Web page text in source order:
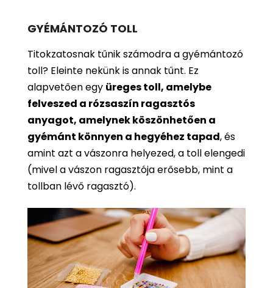
GYÉMÁNTOZÓ TOLL
Titokzatosnak tűnik számodra a gyémántozó
toll? Eleinte nekünk is annak tűnt. Ez
alapvetően egy üreges toll, amelybe
felveszed a rózsaszín ragasztós
anyagot, amelynek köszönhetően a
gyémánt könnyen a hegyéhez tapad, és
amint azt a vászonra helyezed, a toll elengedi
(mivel a vászon ragasztója erősebb, mint a
tollban lévő ragasztó).